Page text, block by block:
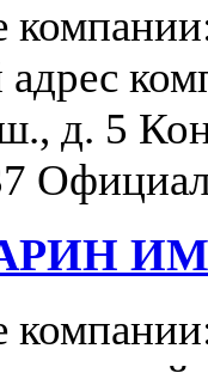
д. 5